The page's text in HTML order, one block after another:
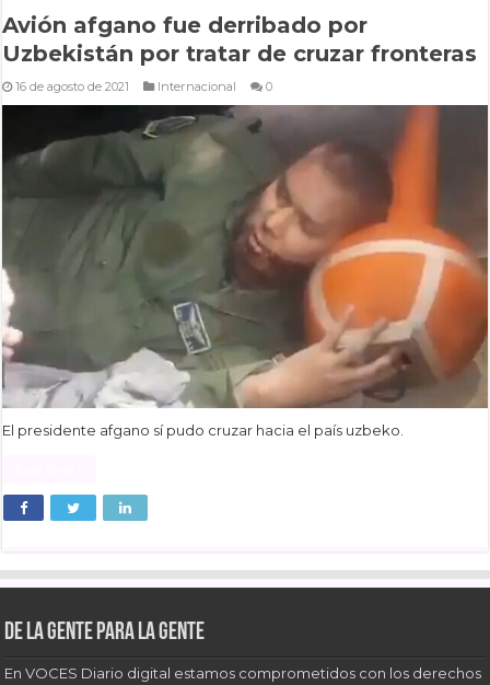
Avión afgano fue derribado por
Uzbekistán por tratar de cruzar fronteras
16 de agosto de 2021 Internacional 0
El presidente afgano sí pudo cruzar hacia el país uzbeko.
De la gente para la gente
En VOCES Diario digital estamos comprometidos con los derechos